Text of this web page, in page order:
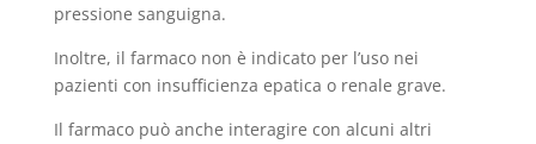
pressione sanguigna.
Inoltre, il farmaco non è indicato per l’uso nei
pazienti con insufficienza epatica o renale grave.
Il farmaco può anche interagire con alcuni altri